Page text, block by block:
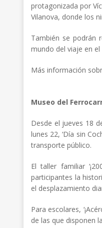
protagonizada por
Vilanova, donde los
También se podrán
mundo del viaje en el
Más información
Museo del
Desde el jueves 18
lunes 22, ‘Día sin
transporte público.
El taller familiar
participantes la
el desplazamiento
Para escolares,
de las que disponen